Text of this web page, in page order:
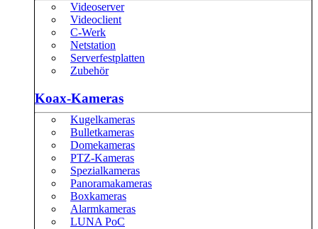
Videoserver
Videoclient
C-Werk
Netstation
Serverfestplatten
Zubehör
Koax-Kameras
Kugelkameras
Bulletkameras
Domekameras
PTZ-Kameras
Spezialkameras
Panoramakameras
Boxkameras
Alarmkameras
LUNA PoC